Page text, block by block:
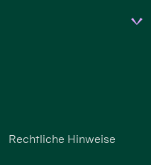
Rechtliche Hinweise